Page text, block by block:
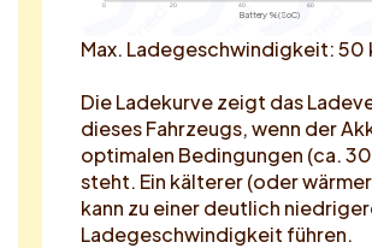
0 20 40 60
Battery % (SoC)
Max. Ladegeschwindigkeit: 50
Die Ladekurve zeigt das
dieses Fahrzeugs, wenn der
optimalen Bedingungen (ca. 30
steht. Ein kälterer (oder
kann zu einer deutlich
Ladegeschwindigkeit führen.